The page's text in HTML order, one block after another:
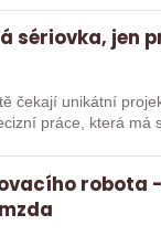
sériovka, jen
čekají unikátní
práce, která má
robota -